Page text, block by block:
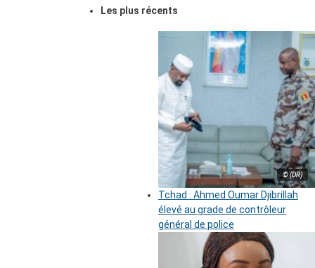
Les plus récents
© (DR)
Tchad : Ahmed Oumar Djibrillah
élevé au grade de contrôleur
général de police